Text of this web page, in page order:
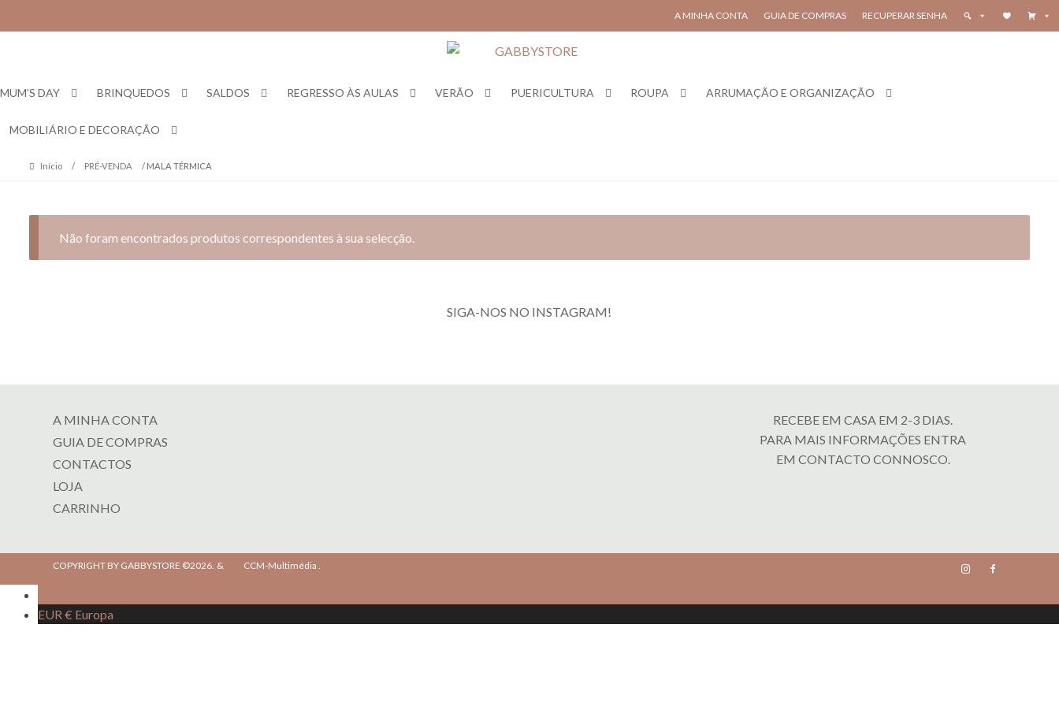
to
to
RECUPERAR SENHA
GUIA DE COMPRAS
A MINHA CONTA
MUM’S DAY BRINQUEDOS SALDOS REGRESSO ÀS AULAS VERÃO PUERICULTURA ROUPA ARRUMAÇÃO E ORGANIZAÇÃO
MOBILIÁRIO E DECORAÇÃO
Início / PRÉ-VENDA / MALA TÉRMICA
Não foram encontrados produtos correspondentes à sua selecção.
SIGA-NOS NO INSTAGRAM!
A MINHA CONTA
GUIA DE COMPRAS
CONTACTOS
LOJA
CARRINHO
RECEBE EM CASA EM 2-3 DIAS.
PARA MAIS INFORMAÇÕES ENTRA
EM CONTACTO CONNOSCO.
COPYRIGHT BY GABBYSTORE ©2026. & CCM-Multimédia
EUR € Europa